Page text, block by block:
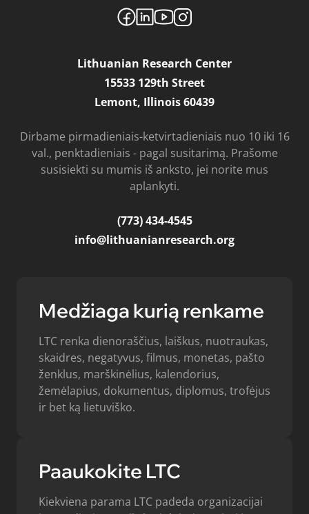
Lithuanian Research Center
15533 129th Street
Lemont, Illinois 60439
Dirbame pirmadieniais-ketvirtadieniais nuo 10 iki 16
val., penktadieniais - pagal susitarimą. Prašome
susisiekti su mumis iš anksto, jei norite mus
aplankyti.
(773) 434-4545
info@lithuanianresearch.org
Medžiaga kurią renkame
LTC renka dienoraščius, laiškus, nuotraukas,
skaidres, negatyvus, filmus, monetas, pašto
ženklus, marškinėlius, kalendorius,
žemėlapius, dokumentus, diplomus, trofėjus
ir bet ką lietuviško.
Paaukokite LTC
Kiekviena parama LTC padeda organizacijai